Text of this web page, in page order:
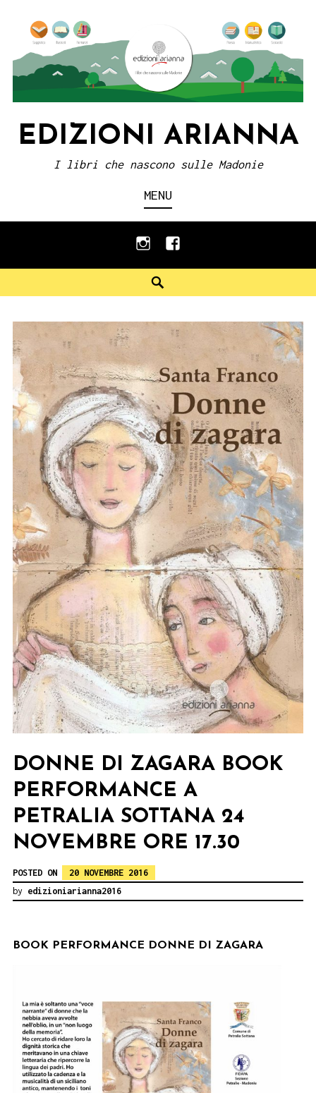
content
EDIZIONI ARIANNA
I libri che nascono sulle Madonie
MENU
instagramfacebook
DONNE DI ZAGARA BOOK
PERFORMANCE A
PETRALIA SOTTANA 24
NOVEMBRE ORE 17.30
POSTED ON
20 NOVEMBRE 2016
by edizioniarianna2016
BOOK PERFO RMANCE DONNE DI ZAGARA